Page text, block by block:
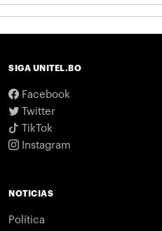
SIGA UNITEL.BO
Facebook
Twitter
TikTok
Instagram
NOTICIAS
Política